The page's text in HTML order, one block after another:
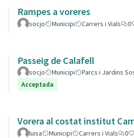
Rampes a voreres
socjo Municipi Carrers i Vials 0
Passeig de Calafell
socjo Municipi Parcs i Jardins
Acceptada
Vorera al costat institut
luisa Municipi Carrers i Vials 0